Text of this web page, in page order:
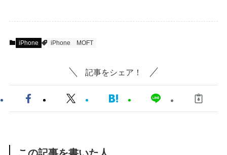
iPhone iPhone MOFT
記事をシェア！